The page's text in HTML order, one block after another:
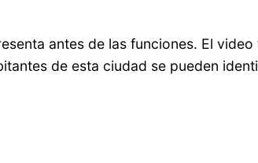
antes de las funciones. El
de esta ciudad se pueden